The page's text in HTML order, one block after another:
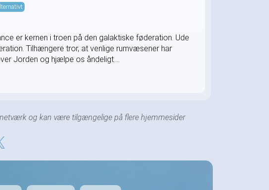
er kernen i troen på den galaktiske føderation. Ude
Tilhængere tror, at venlige rumvæsener har
Jorden og hjælpe os åndeligt....
og kan være tilgængelige på flere hjemmesider